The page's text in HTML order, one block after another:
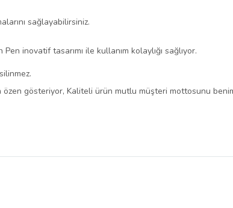
sağlayabilirsiniz.
inovatif tasarımı ile kullanım kolaylığı sağlıyor.
özen gösteriyor, Kaliteli ürün mutlu müşteri mottosunu